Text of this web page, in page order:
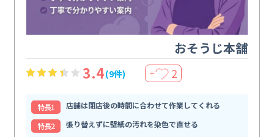
おそうじ本舗
3.4(9件) ＋ 2
特⻑1
店舗は閉店後の時間に合わせて作業してくれる
特⻑2
張り替えずに壁紙の汚れを染色で直せる